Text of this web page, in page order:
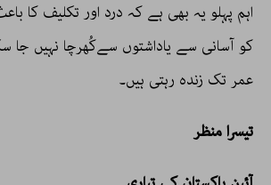
اہم پہلو یہ بھی ہے کہ درد اور تکلیف کا
کو آسانی سے یاداشتوں سےکُھرچا نہیں جا
عمر تک زندہ رہتی ہیں۔
تیسرا منظر